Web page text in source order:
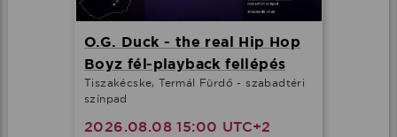
O.G. Duck - the real Hip Hop
Boyz fél-playback fellépés
Tiszakécske, Termál Fürdő - szabadtéri
színpad
2026.08.08 15:00 UTC+2